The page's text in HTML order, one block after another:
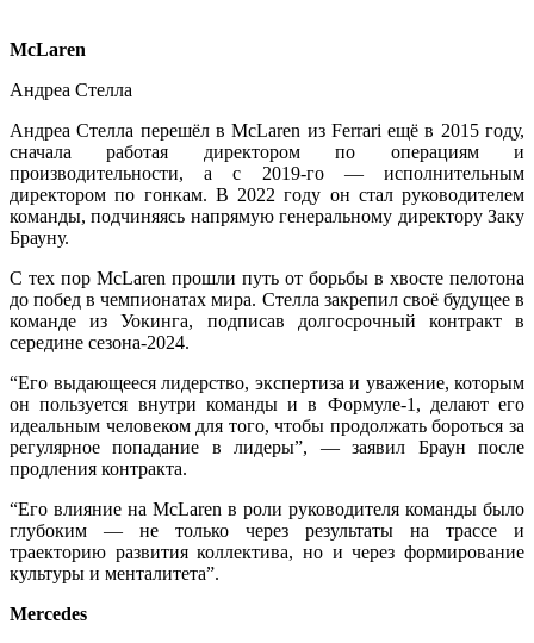
McLaren
Андреа Стелла
Андреа Стелла перешёл в McLaren из Ferrari ещё в 2015 году,
сначала работая директором по операциям и
производительности, а с 2019-го — исполнительным
директором по гонкам. В 2022 году он стал руководителем
команды, подчиняясь напрямую генеральному директору Заку
Брауну.
С тех пор McLaren прошли путь от борьбы в хвосте пелотона
до побед в чемпионатах мира. Стелла закрепил своё будущее в
команде из Уокинга, подписав долгосрочный контракт в
середине сезона-2024.
“Его выдающееся лидерство, экспертиза и уважение, которым
он пользуется внутри команды и в Формуле-1, делают его
идеальным человеком для того, чтобы продолжать бороться за
регулярное попадание в лидеры”, — заявил Браун после
продления контракта.
“Его влияние на McLaren в роли руководителя команды было
глубоким — не только через результаты на трассе и
траекторию развития коллектива, но и через формирование
культуры и менталитета”.
Mercedes